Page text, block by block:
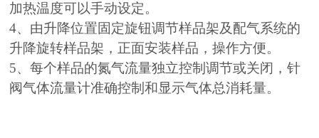
加热温度可以手动设定。
4、由升降位置固定旋钮调节样品架及配气系统的
升降旋转样品架，正面安装样品，操作方便。
5、每个样品的氮气流量独立控制调节或关闭，针
阀气体流量计准确控制和显示气体总消耗量。